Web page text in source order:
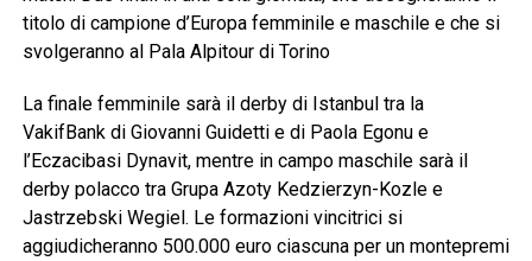
titolo di campione d’Europa femminile e maschile e che si
svolgeranno al Pala Alpitour di Torino
La finale femminile sarà il derby di Istanbul tra la
VakifBank di Giovanni Guidetti e di Paola Egonu e
l’Eczacibasi Dynavit, mentre in campo maschile sarà il
derby polacco tra Grupa Azoty Kedzierzyn-Kozle e
Jastrzebski Wegiel. Le formazioni vincitrici si
aggiudicheranno 500.000 euro ciascuna per un montepremi